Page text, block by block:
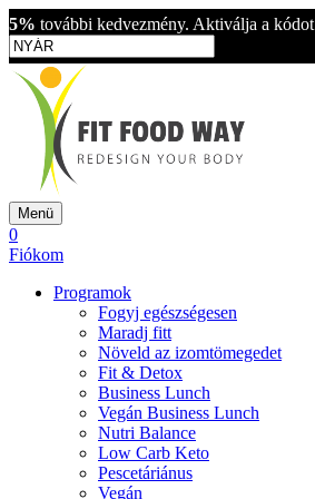
5% további kedvezmény. Aktiválja a kódot
Menü
0
Fiókom
Programok
Fogyj egészségesen
Maradj fitt
Növeld az izomtömegedet
Fit & Detox
Business Lunch
Vegán Business Lunch
Nutri Balance
Low Carb Keto
Pescetáriánus
Vegán